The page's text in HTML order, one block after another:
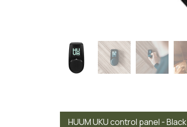
HUUM UKU control panel - Black